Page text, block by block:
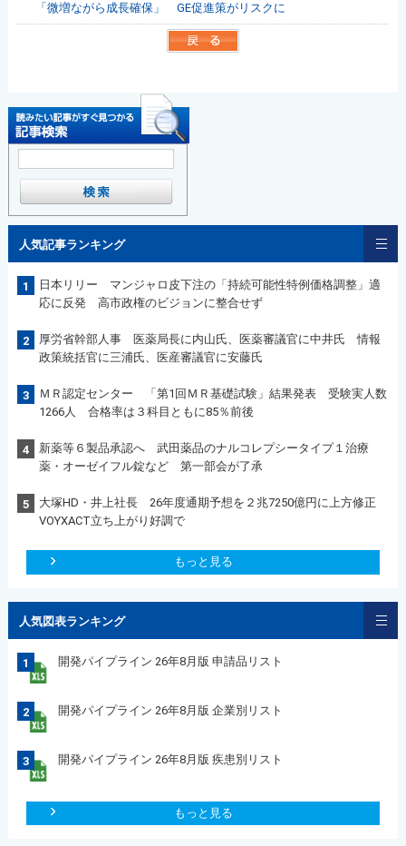
「微増ながら成長確保」 GE促進策がリスクに
人気記事ランキング
1
日本リリー マンジャロ皮下注の「持続可能性特例価格調整」適
応に反発 高市政権のビジョンに整合せず
2
厚労省幹部人事 医薬局長に内山氏、医薬審議官に中井氏 情報
政策統括官に三浦氏、医産審議官に安藤氏
3
ＭＲ認定センター 「第1回ＭＲ基礎試験」結果発表 受験実人数
1266人 合格率は３科目ともに85％前後
4
新薬等６製品承認へ 武田薬品のナルコレプシータイプ１治療
薬・オーゼイフル錠など 第一部会が了承
5
大塚HD・井上社長 26年度通期予想を２兆7250億円に上方修正
VOYXACT立ち上がり好調で
もっと見る
人気図表ランキング
1 開発パイプライン 26年8月版 申請品リスト
2 開発パイプライン 26年8月版 企業別リスト
3 開発パイプライン 26年8月版 疾患別リスト
もっと見る